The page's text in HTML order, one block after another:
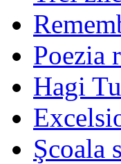
Poezia
Hagi
Şcoala